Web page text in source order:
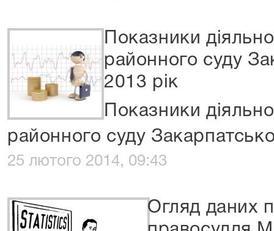
Показники
районного суду
2013 рік
Показники
районного суду
25 лютого 2014, 09:43
Огляд даних